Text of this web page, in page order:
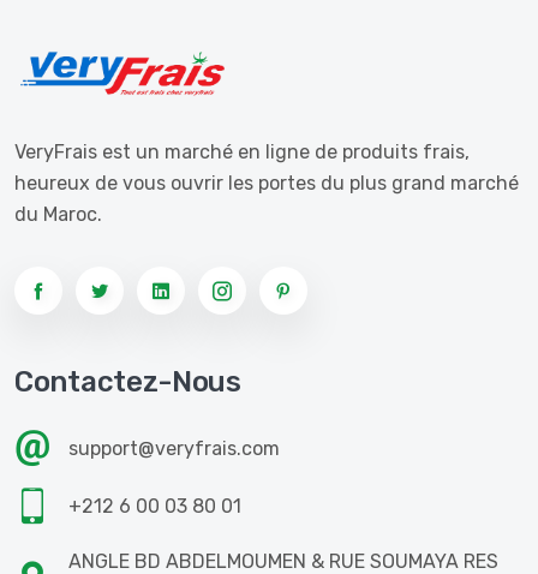
VeryFrais est un marché en ligne de produits frais,
heureux de vous ouvrir les portes du plus grand marché
du Maroc.
Contactez-Nous
support@veryfrais.com
+212 6 00 03 80 01
ANGLE BD ABDELMOUMEN & RUE SOUMAYA RES